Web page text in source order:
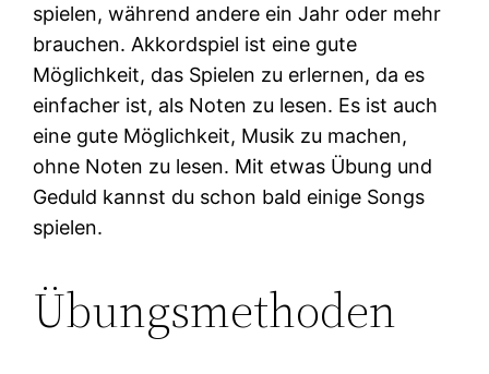
spielen, während andere ein Jahr oder mehr
brauchen. Akkordspiel ist eine gute
Möglichkeit, das Spielen zu erlernen, da es
einfacher ist, als Noten zu lesen. Es ist auch
eine gute Möglichkeit, Musik zu machen,
ohne Noten zu lesen. Mit etwas Übung und
Geduld kannst du schon bald einige Songs
spielen.
Übungsmethoden